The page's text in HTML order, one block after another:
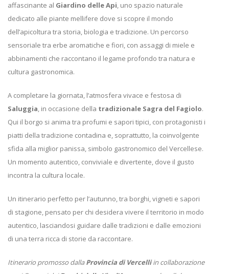
affascinante al Giardino delle Api, uno spazio naturale
dedicato alle piante mellifere dove si scopre il mondo
dell’apicoltura tra storia, biologia e tradizione. Un percorso
sensoriale tra erbe aromatiche e fiori, con assaggi di miele e
abbinamenti che raccontano il legame profondo tra natura e
cultura gastronomica.
A completare la giornata, l’atmosfera vivace e festosa di
Saluggia, in occasione della tradizionale Sagra del Fagiolo.
Qui il borgo si anima tra profumi e sapori tipici, con protagonisti i
piatti della tradizione contadina e, soprattutto, la coinvolgente
sfida alla miglior panissa, simbolo gastronomico del Vercellese.
Un momento autentico, conviviale e divertente, dove il gusto
incontra la cultura locale.
Un itinerario perfetto per l’autunno, tra borghi, vigneti e sapori
di stagione, pensato per chi desidera vivere il territorio in modo
autentico, lasciandosi guidare dalle tradizioni e dalle emozioni
di una terra ricca di storie da raccontare.
Itinerario promosso dallaProvincia di Vercelliin collaborazione